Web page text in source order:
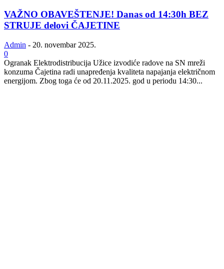
VAŽNO OBAVEŠTENJE! Danas od 14:30h BEZ
STRUJE delovi ČAJETINE
Admin - 20. novembar 2025.
0
Ogranak Elektrodistribucija Užice izvodiće radove na SN mreži
konzuma Čajetina radi unapređenja kvaliteta napajanja električnom
energijom. Zbog toga će od 20.11.2025. god u periodu 14:30...